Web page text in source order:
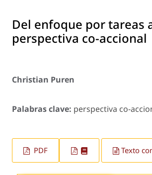
Del enfoque por tareas
perspectiva co-accional
Christian Puren
Palabras clave: perspectiva co-
PDF Texto